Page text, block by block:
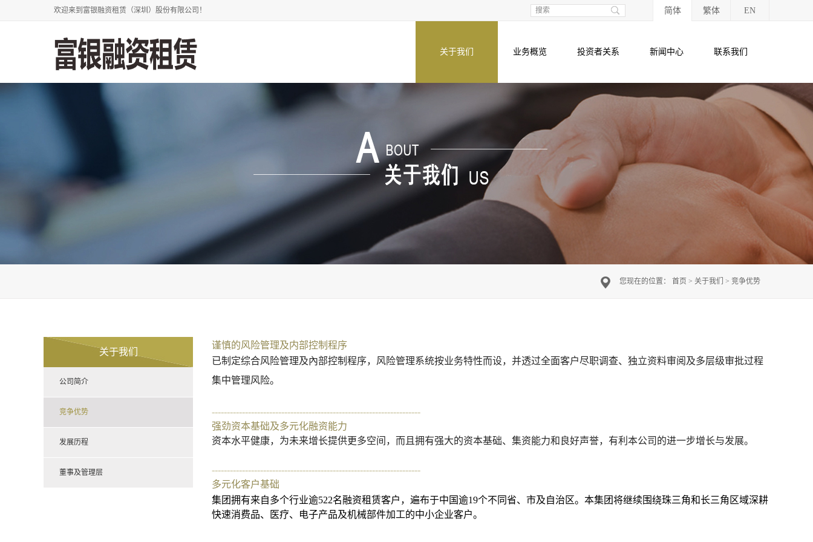
欢迎来到富银融资租赁（深圳）股份有限公司！ 简体 繁体 EN
关于我们 业务概览 投资者关系 新闻中心 联系我们
您现在的位置： 首页 > 关于我们 > 竞争优势
关于我们
公司简介
竞争优势
发展历程
董事及管理层
谨慎的风险管理及内部控制程序
已制定综合风险管理及內部控制程序，风险管理系统按业务特性而设，并透过全面客户尽职调查、独立资料审阅及多层级审批过程
集中管理风险。
---------------------------------------------------------------------
强劲资本基础及多元化融资能力
资本水平健康，为未来增长提供更多空间，而且拥有强大的资本基础、集资能力和良好声誉，有利本公司的进一步增长与发展。
---------------------------------------------------------------------
多元化客户基础
集团拥有来自多个行业逾522名融资租赁客户，遍布于中国逾19个不同省、市及自治区。本集团将继续围绕珠三角和长三角区域深耕
快速消费品、医疗、电子产品及机械部件加工的中小企业客户。